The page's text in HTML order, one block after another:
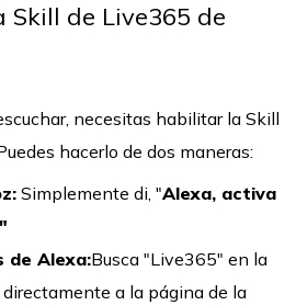
de Live365 de
necesitas habilitar la Skill
hacerlo de dos maneras:
Simplemente di, "Alexa, activa
de Alexa:Busca "Live365" en la
a la página de la